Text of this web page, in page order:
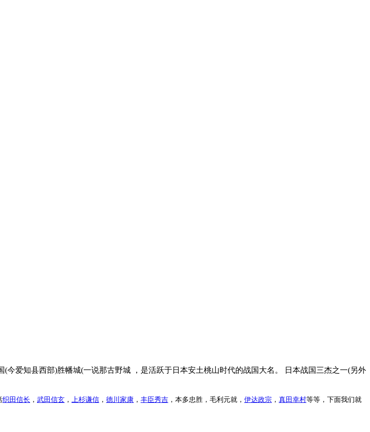
(今爱知县西部)胜幡城(一说那古野城 ，是活跃于日本安土桃山时代的战国大名。 日本战国三杰之一(另外
织田信长 ， 武田信玄 ， 上杉谦信 ， 德川家康 ， 丰臣秀吉 ，本多忠胜，毛利元就， 伊达政宗 ， 真田幸村等等，下面我们就